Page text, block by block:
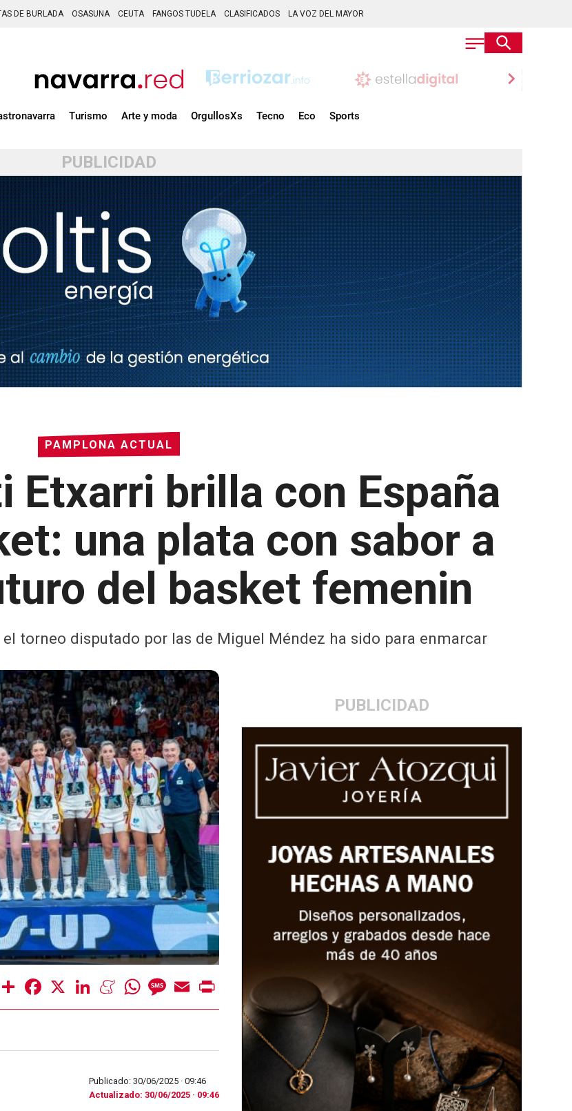
DE BURLADA OSASUNA CEUTA FANGOS TUDELA CLASIFICADOS LA VOZ DEL MAYOR
chevron_right
Turismo Arte y moda OrgullosXs Tecno Eco Sports
PUBLICIDAD
PAMPLONA ACTUAL
Etxarri brilla con España
una plata con sabor a
del basket femenin
torneo disputado por las de Miguel Méndez ha sido para enmarcar
PUBLICIDAD
Share Facebook LinkedInMeneameWhatsAppMessage
Email
Publicado: 30/06/2025 · 09:46
Actualizado: 30/06/2025 · 09:46